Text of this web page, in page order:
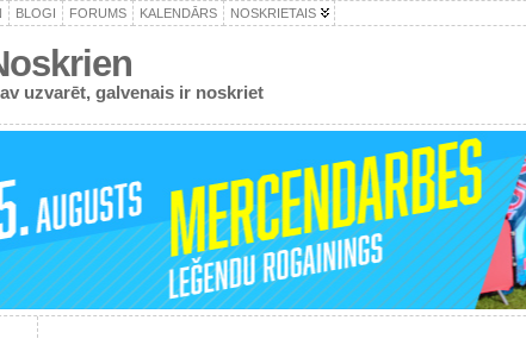
BLOGI FORUMS KALENDĀRS NOSKRIETAIS
uzvarēt, galvenais ir noskriet